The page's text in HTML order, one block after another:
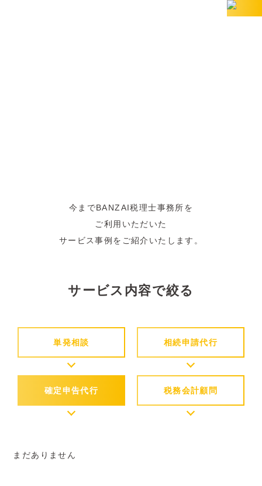
今までBANZAI税理士事務所を
ご利用いただいた
サービス事例をご紹介いたします。
サービス内容で絞る
単発相談 相続申請代行
確定申告代行 税務会計顧問
まだありません